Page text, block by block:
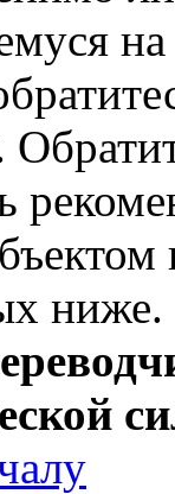
ниже.